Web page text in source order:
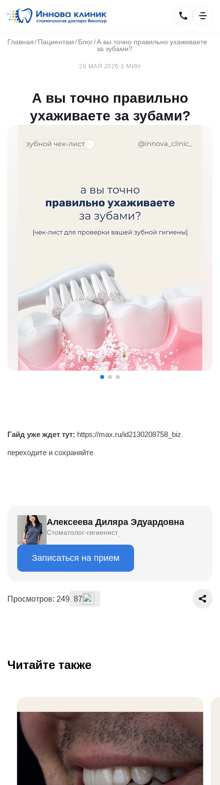
Главная Пациентам Блог А вы точно правильно ухаживаете
за зубами?
26 МАЯ 2026 ·1 МИН
А вы точно правильно
ухаживаете за зубами?
Гайд уже ждет тут: https://max.ru/id2130208758_biz
переходите и сохраняйте
Алексеева Диляра Эдуардовна
Стоматолог-гигиенист·
Записаться на прием
Просмотров: 249 87
Читайте также